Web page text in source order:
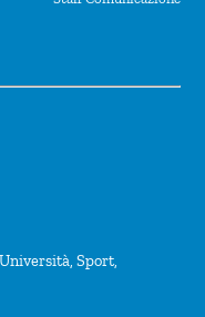
Sport,